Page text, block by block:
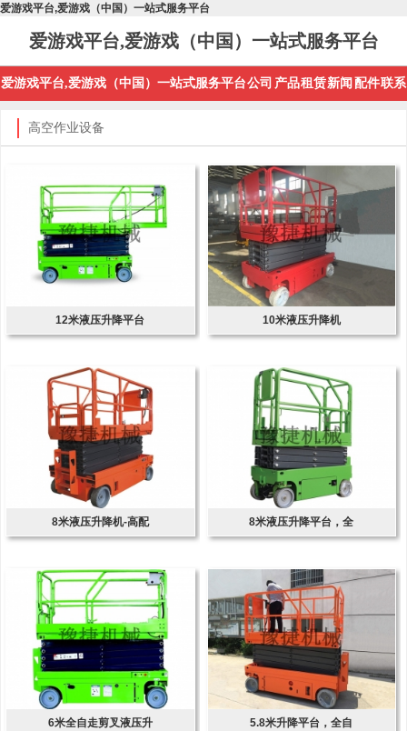
爱游戏平台,爱游戏（中国）一站式服务平台
爱游戏平台,爱游戏（中国）一站式服务平台
爱游戏平台,爱游戏（中国）一站式服务平台公司 产品租赁新闻 配件联系
高空作业设备
12米液压升降平台 10米液压升降机
8米液压升降机-高配 8米液压升降平台，全
6米全自走剪叉液压升 5.8米升降平台，全自